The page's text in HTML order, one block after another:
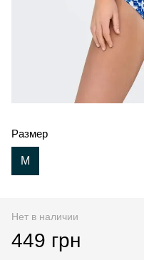
Размер
M
Нет в наличии
449 грн